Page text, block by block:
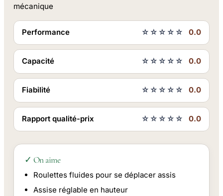
mécanique
Performance ☆☆☆☆☆ 0.0
Capacité ☆☆☆☆☆ 0.0
Fiabilité ☆☆☆☆☆ 0.0
Rapport qualité-prix ☆☆☆☆☆ 0.0
✓ On aime
Roulettes fluides pour se déplacer assis
Assise réglable en hauteur